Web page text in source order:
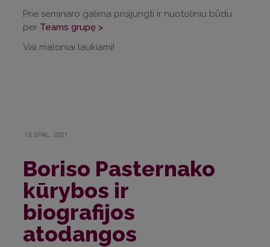
Prie seminaro galima prisijungti ir nuotoliniu būdu
per Teams grupę >
Visi maloniai laukiami!
15.SPAL..2021
Boriso Pasternako
kūrybos ir
biografijos
atodangos